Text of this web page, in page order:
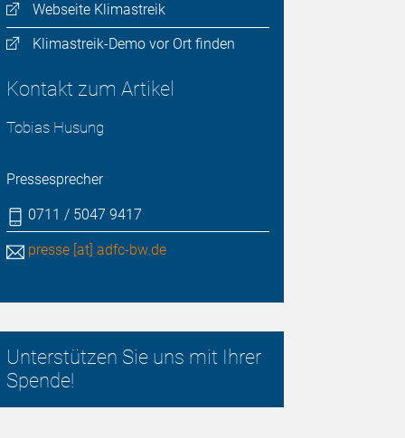
Webseite Klimastreik
Klimastreik-Demo vor Ort finden
Kontakt zum Artikel
Tobias Husung
Pressesprecher
0711 / 5047 9417
presse [at] adfc-bw.de
Unterstützen Sie uns mit Ihrer
Spende!